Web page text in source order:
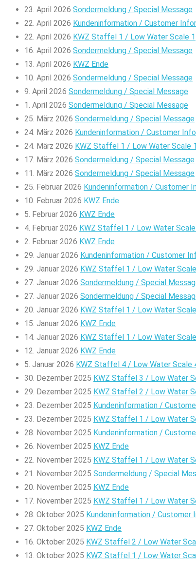
23. April 2026 Sondermeldung / Special Message
22. April 2026 Kundeninformation / Customer
22. April 2026 KWZ Staffel 1 / Low Water Scale 1
16. April 2026 Sondermeldung / Special Message
13. April 2026 KWZ Ende
10. April 2026 Sondermeldung / Special Message
9. April 2026 Sondermeldung / Special Message
1. April 2026 Sondermeldung / Special Message
25. März 2026 Sondermeldung / Special Message
24. März 2026 Kundeninformation / Customer
24. März 2026 KWZ Staffel 1 / Low Water Scale 1
17. März 2026 Sondermeldung / Special Message
11. März 2026 Sondermeldung / Special Message
25. Februar 2026 Kundeninformation / Customer
10. Februar 2026 KWZ Ende
5. Februar 2026 KWZ Ende
4. Februar 2026 KWZ Staffel 1 / Low Water Scale
2. Februar 2026 KWZ Ende
29. Januar 2026 Kundeninformation / Customer
29. Januar 2026 KWZ Staffel 1 / Low Water
27. Januar 2026 Sondermeldung / Special
27. Januar 2026 Sondermeldung / Special
20. Januar 2026 KWZ Staffel 1 / Low Water
15. Januar 2026 KWZ Ende
14. Januar 2026 KWZ Staffel 1 / Low Water
12. Januar 2026 KWZ Ende
5. Januar 2026 KWZ Staffel 4 / Low Water Scale
30. Dezember 2025 KWZ Staffel 3 / Low Water
29. Dezember 2025 KWZ Staffel 2 / Low Water
23. Dezember 2025 Kundeninformation /
23. Dezember 2025 KWZ Staffel 1 / Low Water
28. November 2025 Kundeninformation /
26. November 2025 KWZ Ende
22. November 2025 KWZ Staffel 1 / Low Water
21. November 2025 Sondermeldung / Special
20. November 2025 KWZ Ende
17. November 2025 KWZ Staffel 1 / Low Water
28. Oktober 2025 Kundeninformation / Customer
27. Oktober 2025 KWZ Ende
16. Oktober 2025 KWZ Staffel 2 / Low Water
13. Oktober 2025 KWZ Staffel 1 / Low Water